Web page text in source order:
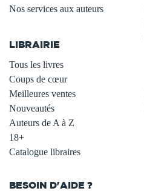
Nos services aux auteurs
LIBRAIRIE
Tous les livres
Coups de cœur
Meilleures ventes
Nouveautés
Auteurs de A à Z
18+
Catalogue libraires
BESOIN D'AIDE ?